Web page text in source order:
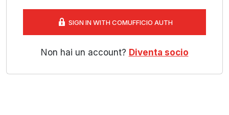
SIGN IN WITH COMUFFICIO AUTH
Non hai un account? Diventa socio